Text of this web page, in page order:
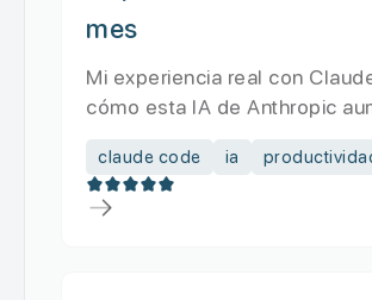
mes
Mi experiencia real con
cómo esta IA de Anthropic
claude code ia